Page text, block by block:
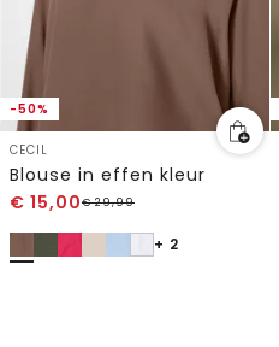
-50%
CECIL
Blouse in effen kleur
€ 15,00€29,99
+ 2